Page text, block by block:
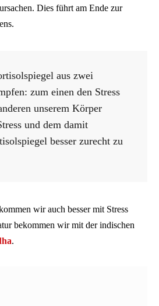
Dies führt am Ende zur
aus zwei
zum einen den Stress
unserem Körper
und dem damit
besser zurecht zu
wir auch besser mit Stress
bekommen wir mit der indischen
.